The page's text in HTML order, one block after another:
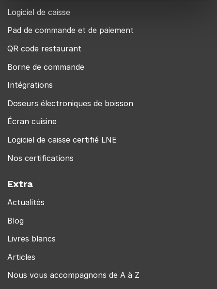
Logiciel de caisse
Pad de commande et de paiement
QR code restaurant
Borne de commande
Intégrations
Doseurs électroniques de boisson
Écran cuisine
Logiciel de caisse certifié LNE
Nos certifications
Extra
Actualités
Blog
Livres blancs
Articles
Nous vous accompagnons de A à Z